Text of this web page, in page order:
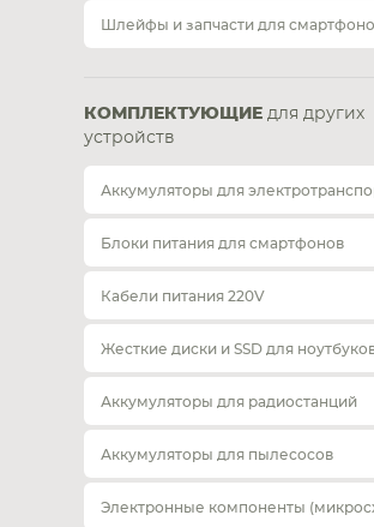
Шлейфы и запчасти для
КОМПЛЕКТУЮЩИЕ для других
устройств
Аккумуляторы для
Блоки питания для смартфонов
Кабели питания 220V
Жесткие диски и SSD для
Аккумуляторы для радиостанций
Аккумуляторы для пылесосов
Электронные компоненты